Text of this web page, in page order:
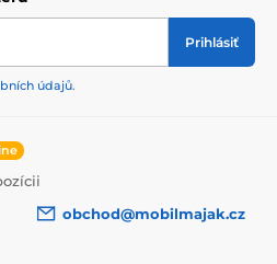
Prihlásiť
údajů.
obchod@mobilmajak.cz